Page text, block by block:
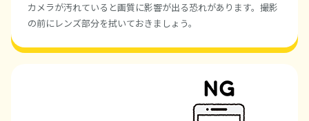
カメラが汚れていると画質に影響が出る恐れがあります。撮影
の前にレンズ部分を拭いておきましょう。